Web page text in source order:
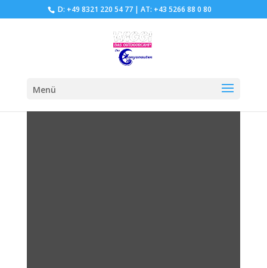
D: +49 8321 220 54 77| AT: +43 5266 88 0 80
Menü